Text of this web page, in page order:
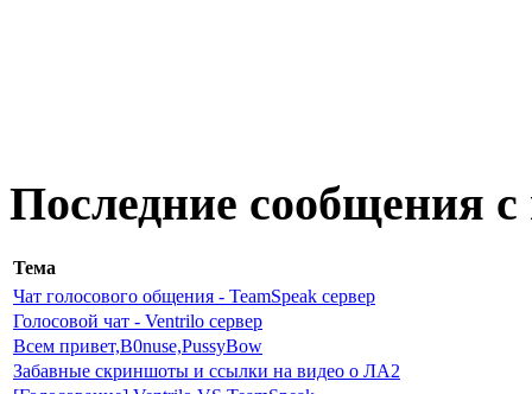
Последние сообщения
Тема
Чат голосового общения - TeamSpeak сервер
Голосовой чат - Ventrilo сервер
Всем привет,B0nuse,PussyBow
Забавные скриншоты и ссылки на видео о ЛА2